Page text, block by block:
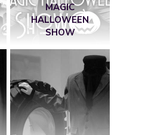
MAGIC
HALLOWEEN
SHOW